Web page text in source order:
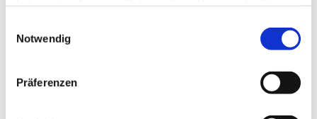
Notwendig
Präferenzen